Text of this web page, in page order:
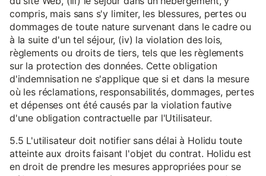
compris, mais sans s'y limiter, les blessures, pertes ou
dommages de toute nature survenant dans le cadre ou
à la suite d'un tel séjour, (iv) la violation des lois,
règlements ou droits de tiers, tels que les règlements
sur la protection des données. Cette obligation
d'indemnisation ne s'applique que si et dans la mesure
où les réclamations, responsabilités, dommages, pertes
et dépenses ont été causés par la violation fautive
d'une obligation contractuelle par l'Utilisateur.
5.5 L'utilisateur doit notifier sans délai à Holidu toute
atteinte aux droits faisant l'objet du contrat. Holidu est
en droit de prendre les mesures appropriées pour se